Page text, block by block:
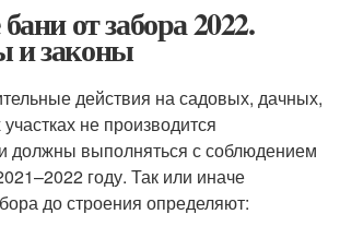
от забора 2022.
и законы
действия на садовых, дачных,
не производится
должны выполняться с соблюдением
году. Так или иначе
до строения определяют: